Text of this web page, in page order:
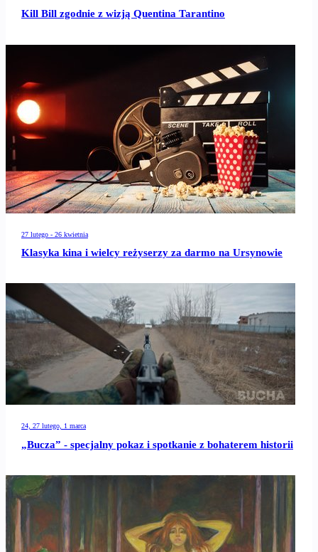
Kill Bill zgodnie z wizją Quentina Tarantino
27 lutego - 26 kwietnia
Klasyka kina i wielcy reżyserzy za darmo na Ursynowie
24, 27 lutego, 1 marca
„Bucza” - specjalny pokaz i spotkanie z bohaterem historii